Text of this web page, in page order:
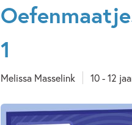
1
Melissa Masselink 10 - 12